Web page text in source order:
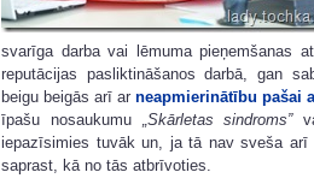
svarīga darba vai lēmuma pieņemšanas
reputācijas pasliktināšanos darbā, gan
beigu beigās arī ar neapmierinātību pašai
īpašu nosaukumu
„Skārletas sindroms”
iepazīsimies tuvāk un, ja tā nav sveša
saprast, kā no tās atbrīvoties.